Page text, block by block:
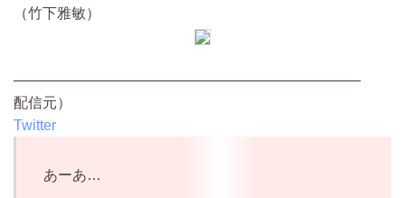
（竹下雅敏）
————————————————————————
配信元）
Twitter
あーあ…